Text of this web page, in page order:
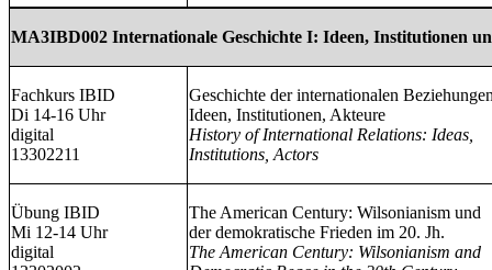
MA3IBD002 Internationale Geschichte I: Ideen, Institutionen
Fachkurs IBID
Di 14-16 Uhr
digital
13302211
Geschichte der internationalen
Ideen, Institutionen, Akteure
History of International Relations: Ideas,
Institutions, Actors
Übung IBID
Mi 12-14 Uhr
digital
The American Century: Wilsonianism und
der demokratische Frieden im 20. Jh.
The American Century: Wilsonianism and